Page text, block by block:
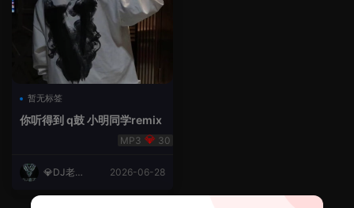
暂无标签
你听得到 q鼓 小明同学remix
30
💎DJ老王
2026-06-28